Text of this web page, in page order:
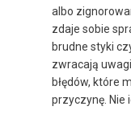
albo
zdaje sobie
brudne styki
zwracają
błędów, które
przyczynę. Nie